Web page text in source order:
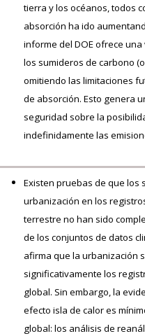
tierra y los océanos, todos
absorción ha ido
informe del DOE ofrece
los sumideros de carbono
omitiendo las limitaciones
de absorción. Esto genera
seguridad sobre la
indefinidamente las
Existen pruebas de que los
urbanización en los
terrestre no han sido
de los conjuntos de datos
afirma que la urbanización
significativamente los
global. Sin embargo, la
efecto isla de calor es
global: los análisis de